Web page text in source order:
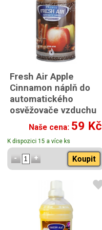
Fresh Air Apple
Cinnamon náplň do
automatického
osvěžovače vzduchu
260 ml
Naše cena: 59 Kč
K dispozici 15 a více ks
Koupit